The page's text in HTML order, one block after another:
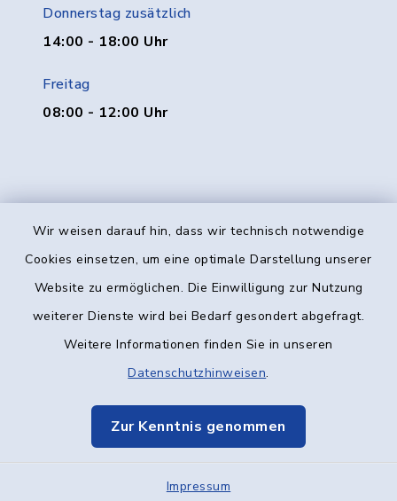
Wir weisen darauf hin, dass wir technisch notwendige
Cookies einsetzen, um eine optimale Darstellung unserer
Website zu ermöglichen. Die Einwilligung zur Nutzung
weiterer Dienste wird bei Bedarf gesondert abgefragt.
Weitere Informationen finden Sie in unseren
Datenschutzhinweisen.
Zur Kenntnis genommen
Impressum
Donnerstag zusätzlich
14:00 - 18:00 Uhr
Freitag
08:00 - 12:00 Uhr
Kontakt
Datenschutz
Elektronische Kommunikation
Sitemap